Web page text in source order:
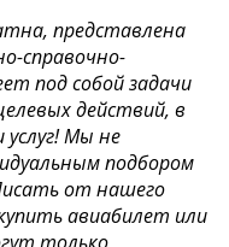
представлена
справочно-
под собой задачи
действий, в
Мы не
подбором
от нашего
авиабилет или